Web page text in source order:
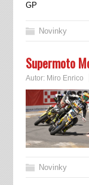
GP
Novinky
Supermoto
Autor: Miro Enrico
Novinky